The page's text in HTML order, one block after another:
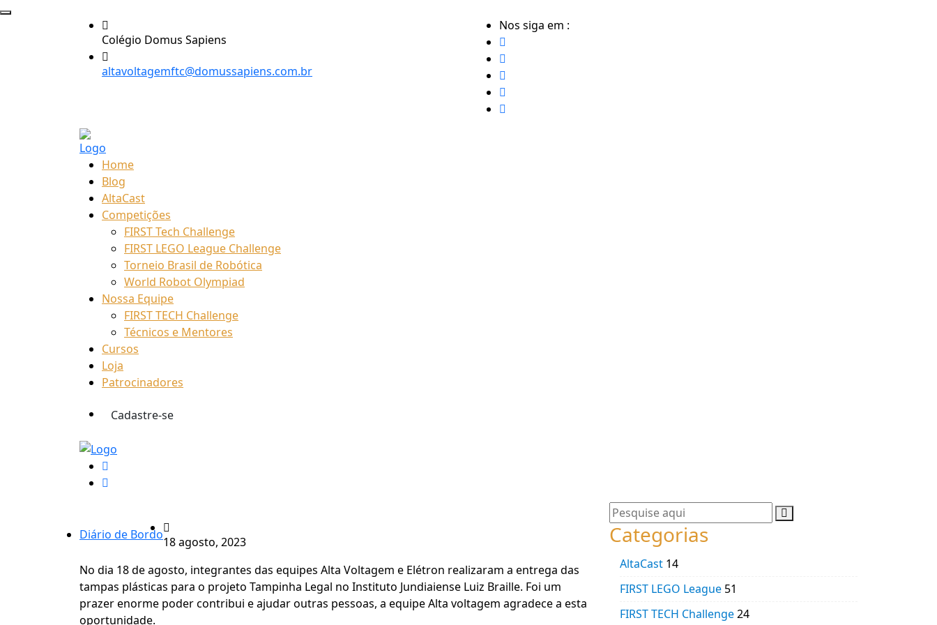
Colégio Domus Sapiens
altavoltagemftc@domussapiens.com.br
Nos siga em :
Home
Blog
AltaCast
Competições
FIRST Tech Challenge
FIRST LEGO League Challenge
Torneio Brasil de Robótica
World Robot Olympiad
Nossa Equipe
FIRST TECH Challenge
Técnicos e Mentores
Cursos
Loja
Patrocinadores
Cadastre-se
Diário de Bordo18 agosto, 2023
No dia 18 de agosto, integrantes das equipes Alta Voltagem e Elétron realizaram a entrega das
tampas plásticas para o projeto Tampinha Legal no Instituto Jundiaiense Luiz Braille. Foi um
prazer enorme poder contribui e ajudar outras pessoas, a equipe Alta voltagem agradece a esta
oportunidade.
Categorias
AltaCast 14
FIRST LEGO League 51
FIRST TECH Challenge24